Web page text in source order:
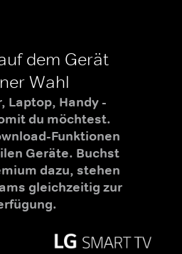
dem Gerät
Wahl
Laptop, Handy -
du möchtest.
Funktionen
Geräte. Buchst
dazu, stehen
gleichzeitig zur